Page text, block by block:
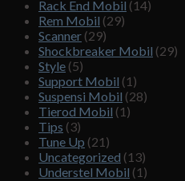
Rack End Mobil (14)
Rem Mobil (29)
Scanner (29)
Shockbreaker Mobil (29)
Style (5)
Support Mobil (1)
Suspensi Mobil (28)
Tierod Mobil (1)
Tips (3)
Tune Up (21)
Uncategorized (13)
Understel Mobil (1)